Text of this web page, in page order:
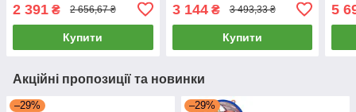
2 391 ₴ 2 656,67 ₴
Купити
3 144₴ 3 493,33 ₴
Купити
5
Акційні пропозиції та новинки
–29% –29%